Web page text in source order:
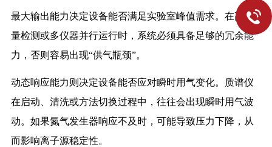
最大输出能力决定设备能否满足实验室峰值需求。在高通
量检测或多仪器并行运行时，系统必须具备足够的冗余能
力，否则容易出现“供气瓶颈”。
动态响应能力则决定设备能否应对瞬时用气变化。质谱仪
在启动、清洗或方法切换过程中，往往会出现瞬时用气波
动。如果氮气发生器响应不及时，可能导致压力下降，从
而影响离子源稳定性。